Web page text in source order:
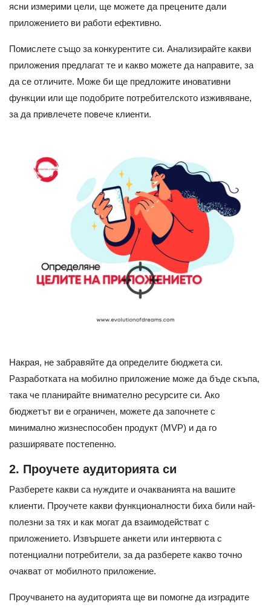
ясни измерими цели, ще можете да прецените дали
приложението ви работи ефективно.
Помислете също за конкурентите си. Анализирайте какви
приложения предлагат те и какво можете да направите, за
да се отличите. Може би ще предложите иновативни
функции или ще подобрите потребителското изживяване,
за да привлечете повече клиенти.
Накрая, не забравяйте да определите бюджета си.
Разработката на мобилно приложение може да бъде скъпа,
така че планирайте внимателно ресурсите си. Ако
бюджетът ви е ограничен, можете да започнете с
минимално жизнеспособен продукт (MVP) и да го
разширявате постепенно.
2. Проучете аудиторията си
Разберете какви са нуждите и очакванията на вашите
клиенти. Проучете какви функционалности биха били най-
полезни за тях и как могат да взаимодействат с
приложението. Извършете анкети или интервюта с
потенциални потребители, за да разберете какво точно
очакват от мобилното приложение.
Проучването на аудиторията ще ви помогне да изградите